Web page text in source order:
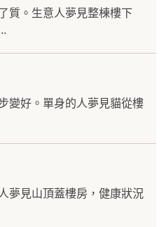
質。生意人夢見整棟樓下
變好。單身的人夢見貓從樓
夢見山頂蓋樓房，健康狀況